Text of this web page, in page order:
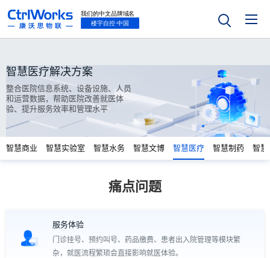
智慧医疗解决方案
整合医院信息系统、设备设施、人员
和运营数据，帮助医院改善就医体
验、提升服务效率和管理水平
智慧商业 智慧实验室 智慧水务 智慧文博 智慧医疗 智慧制药 智慧
痛点问题
服务体验
门诊挂号、预约叫号、药品缴费、患者出入院管理等模块繁
杂，就医流程繁琐会直接影响就医体验。